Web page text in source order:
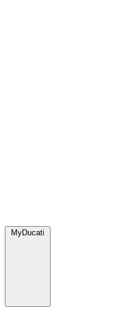
MyDucati